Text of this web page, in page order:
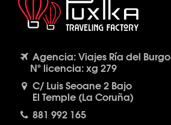
Agencia: Viajes Ría del Burgo
Nº licencia: xg 279
C/ Luis Seoane 2 Bajo
El Temple (La Coruña)
881 992 165